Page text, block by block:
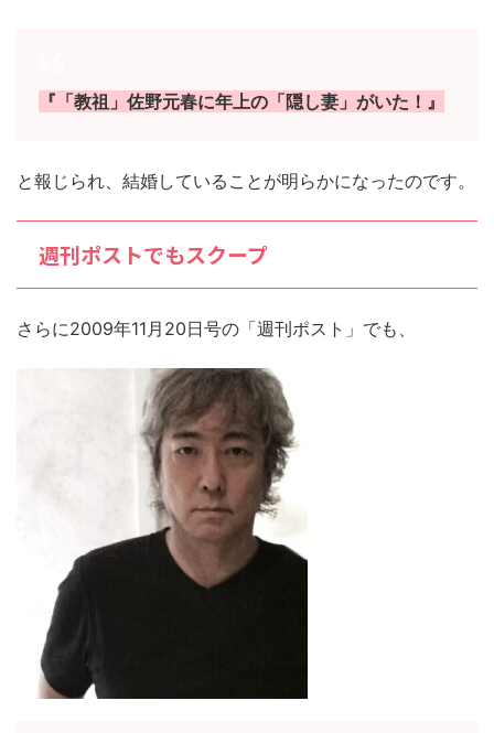
『「教祖」佐野元春に年上の「隠し妻」がいた！』
と報じられ、結婚していることが明らかになったのです。
週刊ポストでもスクープ
さらに2009年11月20日号の「週刊ポスト」でも、